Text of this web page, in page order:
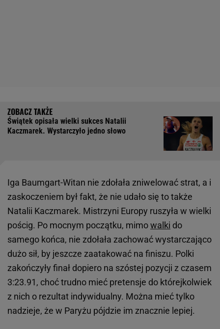
Świątek opisała wielki sukces Natalii
Kaczmarek. Wystarczyło jedno słowo
Iga Baumgart-Witan nie zdołała zniwelować strat, a i
zaskoczeniem był fakt, że nie udało się to także
Natalii Kaczmarek. Mistrzyni Europy ruszyła w wielki
pościg. Po mocnym początku, mimowalki do
samego końca, nie zdołała zachować wystarczająco
dużo sił, by jeszcze zaatakować na finiszu. Polki
zakończyły finał dopiero na szóstej pozycji z czasem
3:23.91, choć trudno mieć pretensje do którejkolwiek
z nich o rezultat indywidualny. Można mieć tylko
nadzieje, że w Paryżu pójdzie im znacznie lepiej.